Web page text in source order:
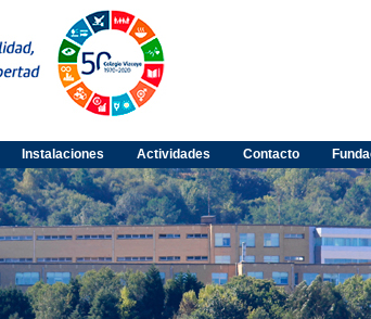
Instalaciones Actividades Contacto